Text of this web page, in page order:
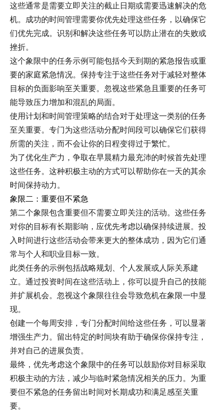
这些通常是需要立即关注的截止日期或需要迅速解决的危
机。成功的时间管理需要你优先处理这些任务，以确保它
们优先完成。识别和解决这些任务可以防止潜在的失败或
挫折。
这个象限中的任务示例可能包括今天到期的紧急报告或重
要的家庭紧急情况。保持专注于这些任务对于减轻对整体
目标的负面影响至关重要。忽视这些紧急且重要的任务可
能导致压力增加和混乱的局面。
使用计划和时间管理策略的结合对于处理这一类别的任务
至关重要。专门为这些活动分配时间段可以确保它们获得
所需的关注，而不会让你的日程变得过于繁忙。
为了优化生产力，争取在早晨精力最充沛的时候首先处理
这些任务。这种积极主动的方式可以帮助你在一天的其余
时间保持动力。
象限二：重要但不紧急
第二个象限包含重要但不需要立即关注的活动。这些任务
对你的目标有长期影响，应优先考虑以确保持续进展。投
入时间进行这些活动会带来更大的整体成功，因为它们通
常与个人和职业目标一致。
此类任务的示例包括战略规划、个人发展或人际关系建
立。通过投资时间在这些活动上，你可以提升自己的技能
并扩展机会。忽视这个象限往往会导致危机在象限一中显
现。
创建一个每周安排，专门分配时间给这些任务，可以显著
增强生产力。留出特定的时间块有助于确保你保持专注，
并对自己的进展负责。
最终，优先考虑这个象限中的任务可以鼓励你对目标采取
积极主动的方法，减少与临时紧急情况相关的压力。为重
要但不紧急的任务留出时间对长期成功和满足感至关重
要。